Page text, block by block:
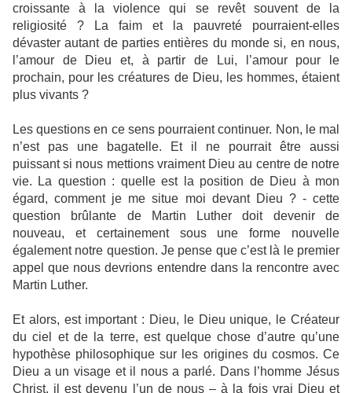
croissante à la violence qui se revêt souvent de la
religiosité ? La faim et la pauvreté pourraient-elles
dévaster autant de parties entières du monde si, en nous,
l’amour de Dieu et, à partir de Lui, l’amour pour le
prochain, pour les créatures de Dieu, les hommes, étaient
plus vivants ?
Les questions en ce sens pourraient continuer. Non, le mal
n’est pas une bagatelle. Et il ne pourrait être aussi
puissant si nous mettions vraiment Dieu au centre de notre
vie. La question : quelle est la position de Dieu à mon
égard, comment je me situe moi devant Dieu ? - cette
question brûlante de Martin Luther doit devenir de
nouveau, et certainement sous une forme nouvelle
également notre question. Je pense que c’est là le premier
appel que nous devrions entendre dans la rencontre avec
Martin Luther.
Et alors, est important : Dieu, le Dieu unique, le Créateur
du ciel et de la terre, est quelque chose d’autre qu’une
hypothèse philosophique sur les origines du cosmos. Ce
Dieu a un visage et il nous a parlé. Dans l’homme Jésus
Christ, il est devenu l’un de nous – à la fois vrai Dieu et